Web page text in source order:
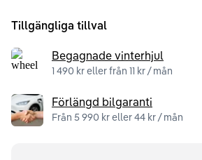
Tillgängliga tillval
Begagnade vinterhjul
1 490 kr eller från 11 kr / mån
Förlängd bilgaranti
Från 5 990 kr eller 44 kr / mån